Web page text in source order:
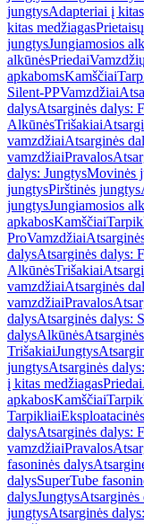
jungtysAdapteriai į
kitas medžiagas
jungtysJungiamosios
alkūnėsPriedai
apkabomsKamščiai
Silent-PPVamzdžiai
dalysAtsarginės dalys:
AlkūnėsTrišakiai
vamzdžiaiAtsarginės
vamzdžiaiPravalos
dalys: JungtysMovinės
jungtysPirštinės jungtys
jungtysJungiamosios
apkabosKamščiai
ProVamzdžiai
dalysAtsarginės dalys:
AlkūnėsTrišakiai
vamzdžiaiAtsarginės
vamzdžiaiPravalos
dalysAtsarginės dalys:
dalysAlkūnės
TrišakiaiJungtys
jungtysAtsarginės
į kitas medžiagasPriedai
apkabosKamščiai
Tarpikliai
dalysAtsarginės dalys:
vamzdžiaiPravalos
fasoninės dalys
dalysSuperTube
dalysJungtysAtsarginės
jungtysAtsarginės